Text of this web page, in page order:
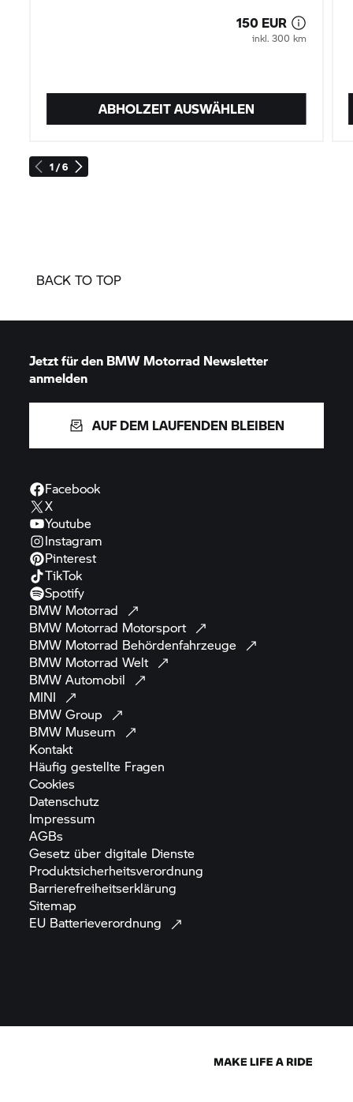
1 / 6
ABHOLZEIT AUSWÄHLEN
150 EUR
inkl. 300 km
BACK TO TOP
Jetzt für den BMW Motorrad Newsletter
anmelden
AUF DEM LAUFENDEN BLEIBEN
Facebook
X
Youtube
Instagram
Pinterest
TikTok
Spotify
BMW Motorrad
BMW Motorrad Motorsport
BMW Motorrad Behördenfahrzeuge
BMW Motorrad Welt
BMWAutomobil
MINI
BMWGroup
BMW Museum
Kontakt
Häufig gestellte Fragen
Cookies
Datenschutz
Impressum
AGBs
Gesetz über digitale Dienste
Produktsicherheitsverordnung
Barrierefreiheitserklärung
Sitemap
EU Batterieverordnung